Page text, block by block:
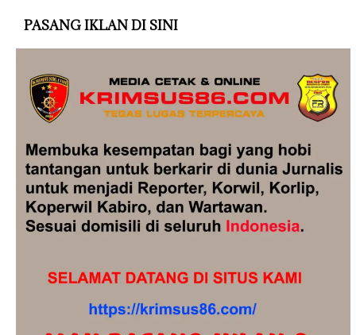
PASANG IKLAN DI SINI